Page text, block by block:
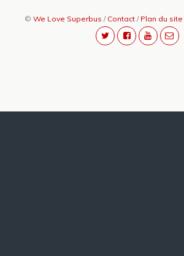
© We Love Superbus / Contact/ Plan du site